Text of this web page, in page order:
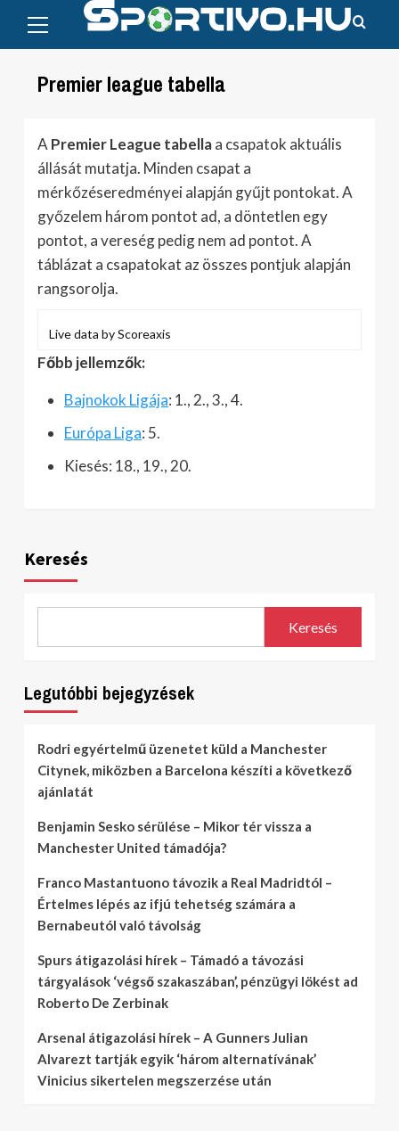
content
Menu
Premier league tabella
A Premier League tabellaa csapatok aktuális
állását mutatja. Minden csapat a
mérkőzéseredményei alapján gyűjt pontokat. A
győzelem három pontot ad, a döntetlen egy
pontot, a vereség pedig nem ad pontot. A
táblázat a csapatokat az összes pontjuk alapján
rangsorolja.
Live data byScoreaxis
Főbb jellemzők:
Bajnokok Ligája: 1., 2., 3., 4.
Európa Liga: 5.
Kiesés: 18., 19., 20.
Keresés
Keresés
Legutóbbi bejegyzések
Rodri egyértelmű üzenetet küld a Manchester
Citynek, miközben a Barcelona készíti a következő
ajánlatát
Benjamin Sesko sérülése – Mikor tér vissza a
Manchester United támadója?
Franco Mastantuono távozik a Real Madridtól –
Értelmes lépés az ifjú tehetség számára a
Bernabeutól való távolság
Spurs átigazolási hírek – Támadó a távozási
tárgyalások ‘végső szakaszában’, pénzügyi lökést ad
Roberto De Zerbinak
Arsenal átigazolási hírek – A Gunners Julian
Alvarezt tartják egyik ‘három alternatívának’
Vinicius sikertelen megszerzése után